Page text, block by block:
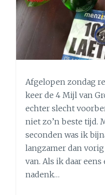
Afgelopen zondag
keer de 4 Mijl van
echter slecht
niet zo’n beste tijd.
seconden was ik
langzamer dan vorig
van. Als ik daar
nadenk…